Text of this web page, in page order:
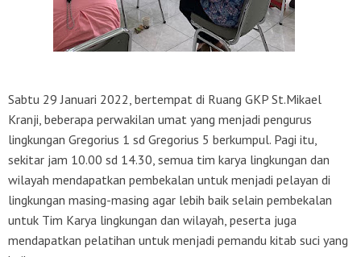
Sabtu 29 Januari 2022, bertempat di Ruang GKP St.Mikael
Kranji, beberapa perwakilan umat yang menjadi pengurus
lingkungan Gregorius 1 sd Gregorius 5 berkumpul. Pagi itu,
sekitar jam 10.00 sd 14.30, semua tim karya lingkungan dan
wilayah mendapatkan pembekalan untuk menjadi pelayan di
lingkungan masing-masing agar lebih baik selain pembekalan
untuk Tim Karya lingkungan dan wilayah, peserta juga
mendapatkan pelatihan untuk menjadi pemandu kitab suci yang